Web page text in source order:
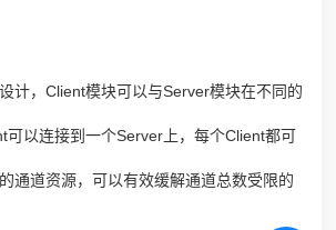
，Client模块可以与Server模块在不同的
可以连接到一个Server上，每个Client都可
通道资源，可以有效缓解通道总数受限的